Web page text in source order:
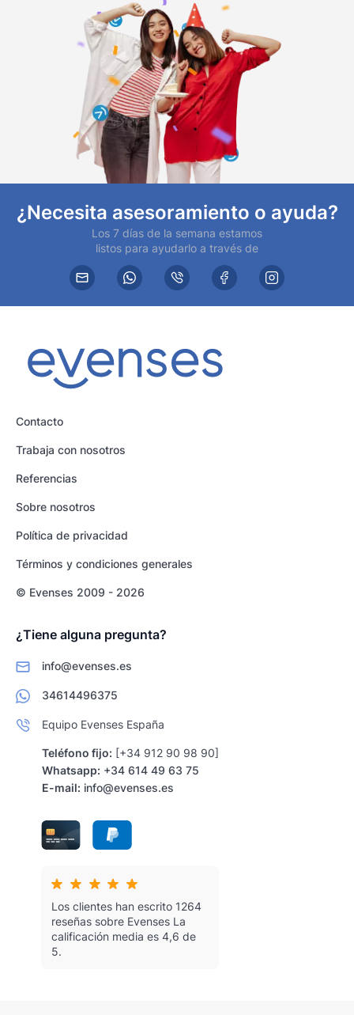
¿Necesita asesoramiento o ayuda?
Los 7 días de la semana estamos
listos para ayudarlo a través de
Contacto
Trabaja con nosotros
Referencias
Sobre nosotros
Política de privacidad
Términos y condiciones generales
© Evenses 2009 - 2026
¿Tiene alguna pregunta?
info@evenses.es
34614496375
Equipo Evenses España
Teléfono fijo: [+34 912 90 98 90]
Whatsapp: +34 614 49 63 75
E-mail: info@evenses.es
Los clientes han escrito 1264
reseñas sobre Evenses La
calificación media es 4,6 de
5.